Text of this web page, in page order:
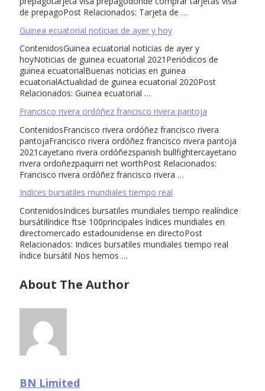
de prepagoPost Relacionados: Tarjeta de …
Guinea ecuatorial noticias de ayer y hoy
ContenidosGuinea ecuatorial noticias de ayer y
hoyNoticias de guinea ecuatorial 2021Periódicos de
guinea ecuatorialBuenas noticias en guinea
ecuatorialActualidad de guinea ecuatorial 2020Post
Relacionados: Guinea ecuatorial …
Francisco rivera ordóñez francisco rivera pantoja
ContenidosFrancisco rivera ordóñez francisco rivera
pantojaFrancisco rivera ordóñez francisco rivera pantoja
2021cayetano rivera ordóñezspanish bullfightercayetano
rivera ordoñezpaquirri net worthPost Relacionados:
Francisco rivera ordóñez francisco rivera …
Indices bursatiles mundiales tiempo real
ContenidosIndices bursatiles mundiales tiempo realíndice
bursátilíndice ftse 100principales índices mundiales en
directomercado estadounidense en directoPost
Relacionados: Indices bursatiles mundiales tiempo real
índice bursátil Nos hemos …
About The Author
BN Limited